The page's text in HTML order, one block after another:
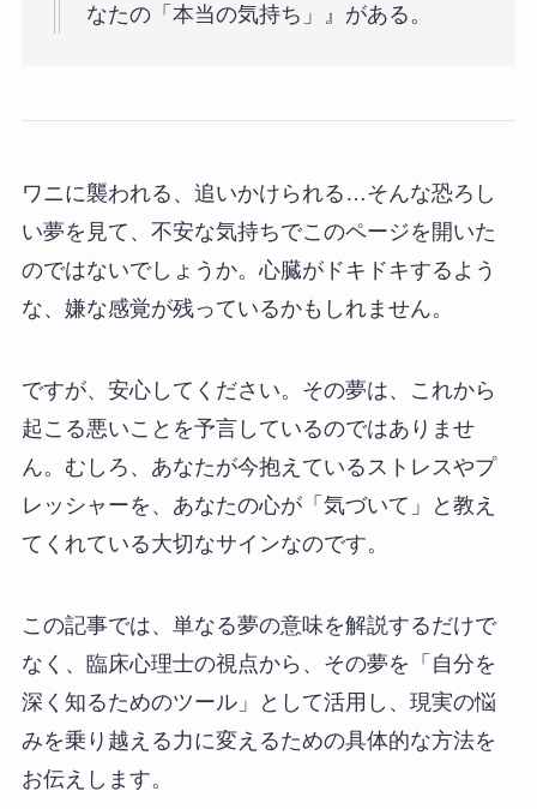
なたの「本当の気持ち」』がある。
ワニに襲われる、追いかけられる…そんな恐ろし
い夢を見て、不安な気持ちでこのページを開いた
のではないでしょうか。心臓がドキドキするよう
な、嫌な感覚が残っているかもしれません。
ですが、安心してください。その夢は、これから
起こる悪いことを予言しているのではありませ
ん。むしろ、あなたが今抱えているストレスやプ
レッシャーを、あなたの心が「気づいて」と教え
てくれている大切なサインなのです。
この記事では、単なる夢の意味を解説するだけで
なく、臨床心理士の視点から、その夢を「自分を
深く知るためのツール」として活用し、現実の悩
みを乗り越える力に変えるための具体的な方法を
お伝えします。